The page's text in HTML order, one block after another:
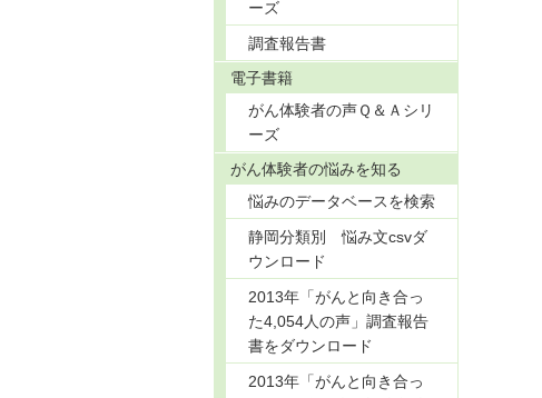
ーズ
調査報告書
電子書籍
がん体験者の声Ｑ＆Ａシリ
ーズ
がん体験者の悩みを知る
悩みのデータベースを検索
静岡分類別 悩み文csvダ
ウンロード
2013年「がんと向き合っ
た4,054人の声」調査報告
書をダウンロード
2013年「がんと向き合っ